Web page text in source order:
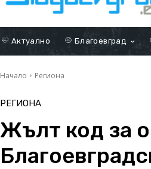
Актуално Благоевград
Начало Региона
РЕГИОНА
Жълт код за